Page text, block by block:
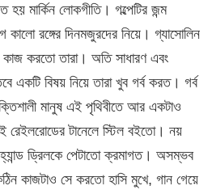
মার্কিন লোকগীতি। গল্পেটির জন্ম
রঙ্গের দিনমজুরদের নিয়ে। গ্যাসোলিন
করতো তারা। অতি সাধারণ এবং
একটি বিষয় নিয়ে তারা খুব গর্ব করত। গর্ব
মানুষ এই পৃথিবীতে আর একটাও
টানেলে স্টিল বইতো। নয়
ড্রিলকে পেটাতো ক্রমাগত। অসম্ভব
কাজটাও সে করতো হাসি মুখে, গান গেয়ে